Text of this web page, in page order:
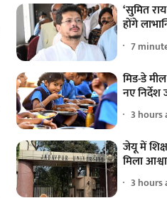
‘सुमित
होंगे
7
मिड-डे
नए निर्देश
3 hours
जेयू में
मिला
3 hours